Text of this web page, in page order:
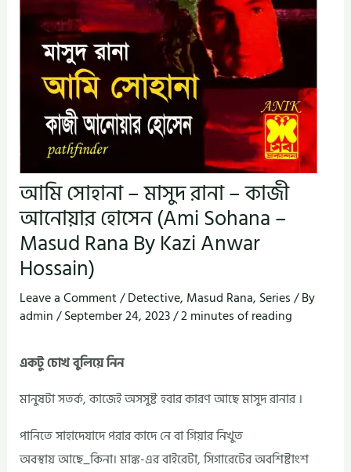
আমি সোহানা – মাসুদ রানা – কাজী
আনোয়ার হোসেন (Ami Sohana –
Masud Rana By Kazi Anwar
Hossain)
Leave a Comment/Detective, Masud Rana, Series/ By
admin/September 24, 2023/2 minutes of reading
একটু চোখ বুলিয়ে নিন
মানুষটা সতর্ক, কাজেই অসসুষ্ট হবার কারণ আছে মাসুদ রানার ।
পানিতে সাহাদেযাদে পরার কাদে নে বা গিয়ার নিখুত
অবস্থায় আছে_কিনা। মাঙ্ক-এর বাইরেটা, সিগারেটের অবশিষ্টাংশ